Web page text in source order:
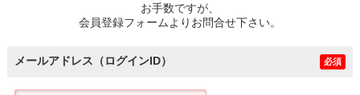
お手数ですが、
会員登録フォームよりお問合せ下さい。
メールアドレス（ログインID） 必須